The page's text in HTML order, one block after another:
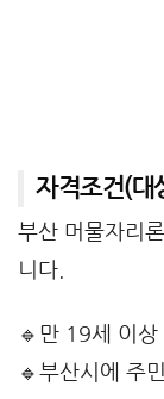
자격조건(대
부산 머물자리
니다.
🔹만 19세 이
🔹부산시에 주